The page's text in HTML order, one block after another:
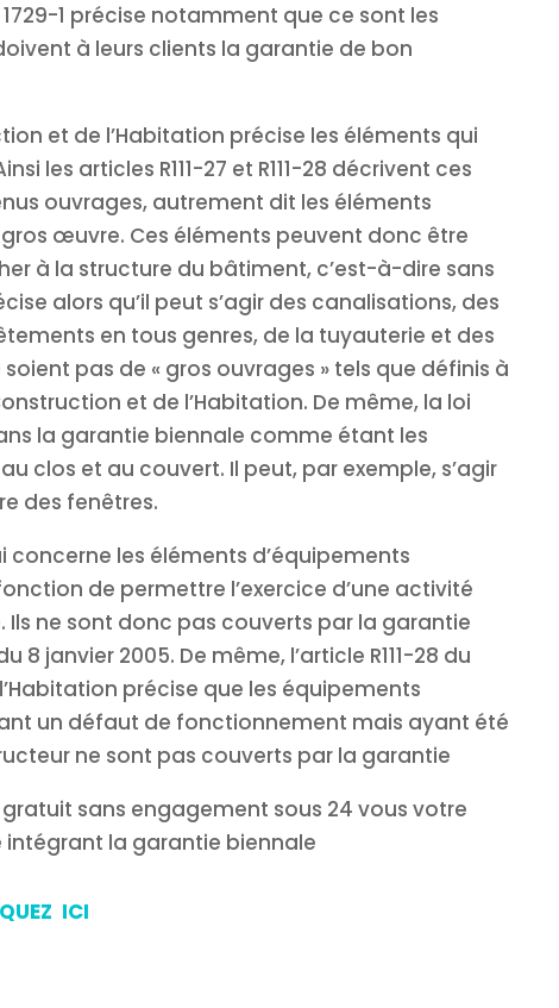
1 précise notamment que ce sont les
à leurs clients la garantie de bon
et de l’Habitation précise les éléments qui
les articles R111-27 et R111-28 décrivent ces
ouvrages, autrement dit les éléments
œuvre. Ces éléments peuvent donc être
à la structure du bâtiment, c’est-à-dire sans
alors qu’il peut s’agir des canalisations, des
en tous genres, de la tuyauterie et des
pas de « gros ouvrages » tels que définis à
et de l’Habitation. De même, la loi
la garantie biennale comme étant les
clos et au couvert. Il peut, par exemple, s’agir
des fenêtres.
concerne les éléments d’équipements
de permettre l’exercice d’une activité
Ils ne sont donc pas couverts par la garantie
8 janvier 2005. De même, l’article R111-28 du
précise que les équipements
un défaut de fonctionnement mais ayant été
ne sont pas couverts par la garantie
sans engagement sous 24 vous votre
la garantie biennale
ICI